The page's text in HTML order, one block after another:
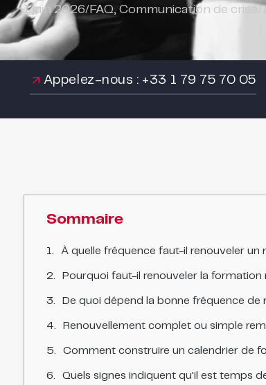
1 juin 2026/FAQ, Communication de crise
Appelez-nous : +33 1 79 75 70 05
Sommaire
À quelle fréquence faut-il renouveler un
Pourquoi faut-il renouveler la formation
De quoi dépend la bonne fréquence de
Renouvellement complet ou simple
Comment construire un calendrier de
Quels signes indiquent qu'il est temps